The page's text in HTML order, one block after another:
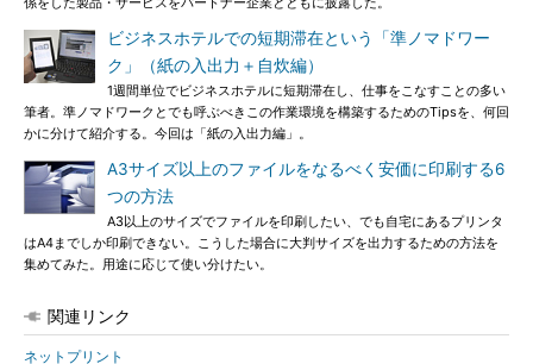
ビジネスホテルでの短期滞在という「準ノマドワー
ク」（紙の入出力＋自炊編）
1週間単位でビジネスホテルに短期滞在し、仕事をこなすことの多い
筆者。準ノマドワークとでも呼ぶべきこの作業環境を構築するためのTipsを、何回
かに分けて紹介する。今回は「紙の入出力編」。
A3サイズ以上のファイルをなるべく安価に印刷する6
つの方法
A3以上のサイズでファイルを印刷したい、でも自宅にあるプリンタ
はA4までしか印刷できない。こうした場合に大判サイズを出力するための方法を
集めてみた。用途に応じて使い分けたい。
関連リンク
ネットプリント